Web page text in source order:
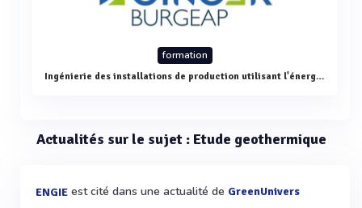
formation
Ingénierie des installations de production utilisant l'énergie géothermique (éligible RGE 2013)
Actualités sur le sujet : Etude geothermique
ENGIE est cité dans une actualité de GreenUnivers